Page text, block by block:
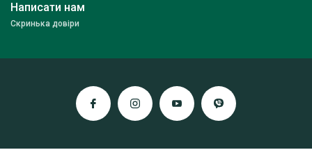
Написати нам
Скринька довіри